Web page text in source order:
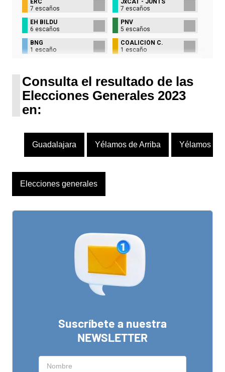
7 escaños
7 escaños
EH BILDU
6 escaños
PNV
5 escaños
BNG
1 escaño
COALICIÓN C.
1 escaño
Consulta el resultado de las
Elecciones Generales 2023
en:
Guadalajara Yélamos de Arriba Yélamos de
Elecciones generales
Suscríbete a nuestra
NEWSLETTER